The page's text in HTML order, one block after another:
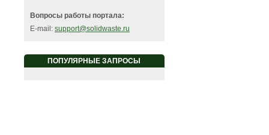
Вопросы работы портала:
E-mail: support@solidwaste.ru
ПОПУЛЯРНЫЕ ЗАПРОСЫ